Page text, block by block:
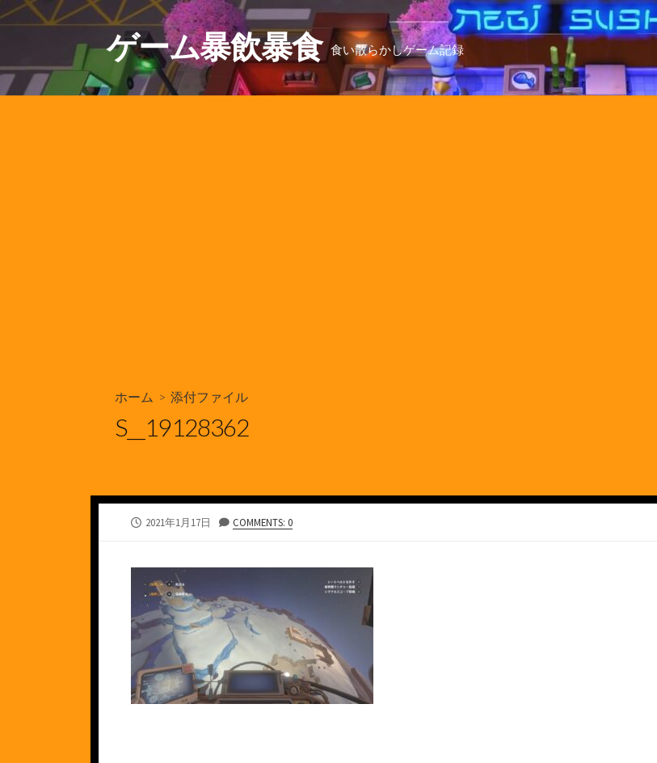
コ
ン
ン
ツ
ゲーム暴飲暴食 食い散らかしゲーム記録
ホーム > 添付ファイル
S__19128362
公
2021年1月17日 COMMENTS: 0